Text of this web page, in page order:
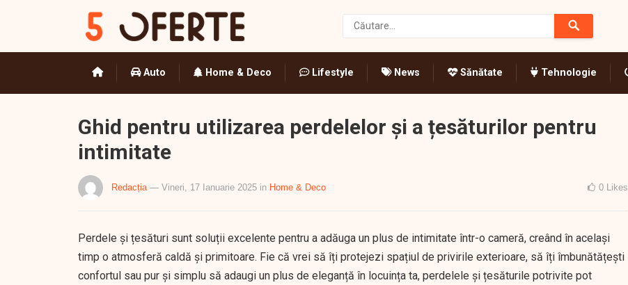
Auto Home & Deco Lifestyle News Sănătate Tehnologie
Ghid pentru utilizarea perdelelor și a țesăturilor pentru
intimitate
Redacția — Vineri, 17 Ianuarie 2025 in Home & Deco 0 Likes
Perdele și țesături sunt soluții excelente pentru a adăuga un plus de intimitate într-o cameră, creând în același
timp o atmosferă caldă și primitoare. Fie că vrei să îți protejezi spațiul de privirile exterioare, să îți îmbunătățești
confortul sau pur și simplu să adaugi un plus de eleganță în locuința ta, perdelele și țesăturile potrivite pot